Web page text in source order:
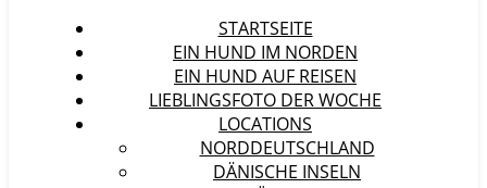
STARTSEITE
EIN HUND IM NORDEN
EIN HUND AUF REISEN
LIEBLINGSFOTO DER WOCHE
LOCATIONS
NORDDEUTSCHLAND
DÄNISCHE INSELN